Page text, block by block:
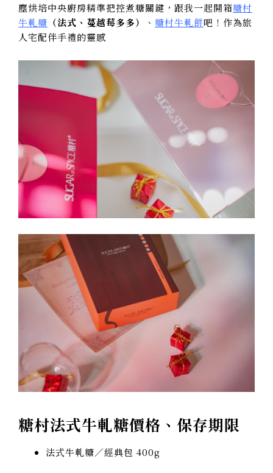
塵烘培中央廚房精準把控煮糖關鍵，跟我一起開箱糖村
牛軋糖 （法式、蔓越莓多多） 、 糖村牛軋餅吧！作為旅
人宅配伴手禮的靈感
糖村法式牛軋糖價格、保存期限
法式牛軋糖／經典包 400g